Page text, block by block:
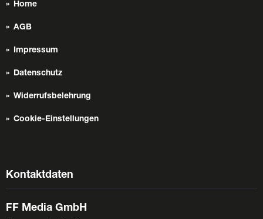
Home
AGB
Impressum
Datenschutz
Widerrufsbelehrung
Cookie-Einstellungen
Kontaktdaten
FF Media GmbH